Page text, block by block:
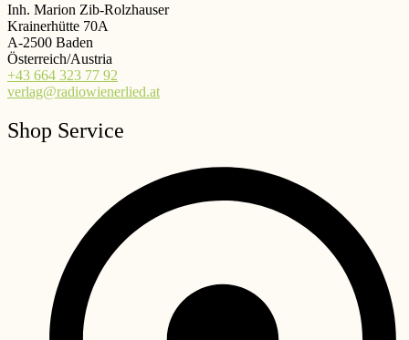
Inh. Marion Zib-Rolzhauser
Krainerhütte 70A
A-2500 Baden
Österreich/Austria
+43 664 323 77 92
verlag@radiowienerlied.at
Shop Service